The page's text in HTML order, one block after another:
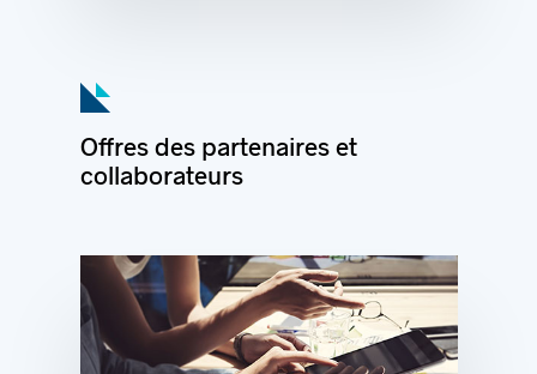
Offres des partenaires et
collaborateurs